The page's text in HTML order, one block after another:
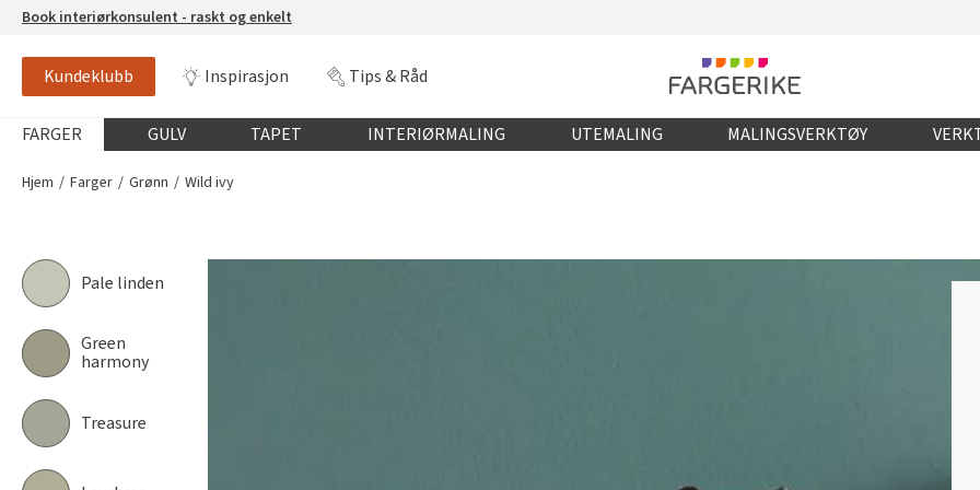
Book interiørkonsulent - raskt og enkelt
Kundeklubb Inspirasjon Tips & Råd
Globalnavigasjon mobil
FARGER GULV TAPET INTERIØRMALING UTEMALING MALINGSVERKTØY
WILD IVY
Hjem Farger Grønn Wild ivy
Pale linden
Green
harmony
Treasure